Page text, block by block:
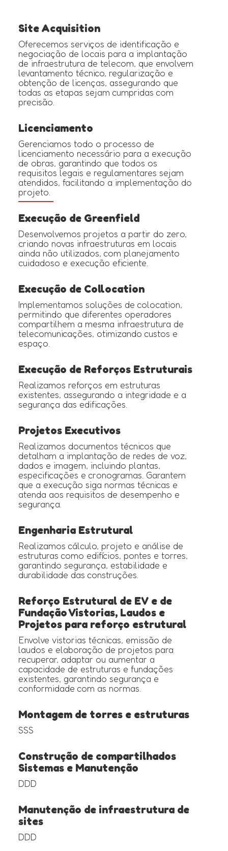
Site Acquisition
Oferecemos serviços de identificação e
negociação de locais para a implantação
de infraestrutura de telecom, que envolvem
levantamento técnico, regularização e
obtenção de licenças, assegurando que
todas as etapas sejam cumpridas com
precisão.
Licenciamento
Gerenciamos todo o processo de
licenciamento necessário para a execução
de obras, garantindo que todos os
requisitos legais e regulamentares sejam
atendidos, facilitando a implementação do
projeto.
Execução de Greenfield
Desenvolvemos projetos a partir do zero,
criando novas infraestruturas em locais
ainda não utilizados, com planejamento
cuidadoso e execução eficiente.
Execução de Collocation
Implementamos soluções de colocation,
permitindo que diferentes operadores
compartilhem a mesma infraestrutura de
telecomunicações, otimizando custos e
espaço.
Execução de Reforços Estruturais
Realizamos reforços em estruturas
existentes, assegurando a integridade e a
segurança das edificações.
Projetos Executivos
Realizamos documentos técnicos que
detalham a implantação de redes de voz,
dados e imagem, incluindo plantas,
especificações e cronogramas. Garantem
que a execução siga normas técnicas e
atenda aos requisitos de desempenho e
segurança.
Engenharia Estrutural
Realizamos cálculo, projeto e análise de
estruturas como edifícios, pontes e torres,
garantindo segurança, estabilidade e
durabilidade das construções.
Reforço Estrutural de EV e de
Fundação Vistorias, Laudos e
Projetos para reforço estrutural
Envolve vistorias técnicas, emissão de
laudos e elaboração de projetos para
recuperar, adaptar ou aumentar a
capacidade de estruturas e fundações
existentes, garantindo segurança e
conformidade com as normas.
Montagem de torres e estruturas
SSS
Construção de compartilhados
Sistemas e Manutenção
DDD
Manutenção de infraestrutura de
sites
DDD